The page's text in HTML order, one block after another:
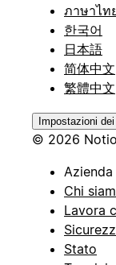
ภาษาไท
한국어
日本語
简体中文
繁體中文
Impostazioni
© 2026
Azienda
Chi
Lavora
Stato